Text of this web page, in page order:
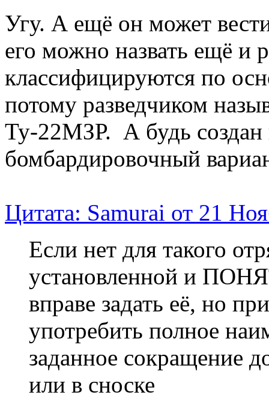
Угу. А ещё он может
его можно назвать ещё и
классифицируются по
потому разведчиком
Ту-22МЗР. А будь создан
бомбардировочный
Цитата: Samurai от 21
Если нет для такого
установленной и
вправе задать её, но
употребить полное
заданное сокращение
или в сноске